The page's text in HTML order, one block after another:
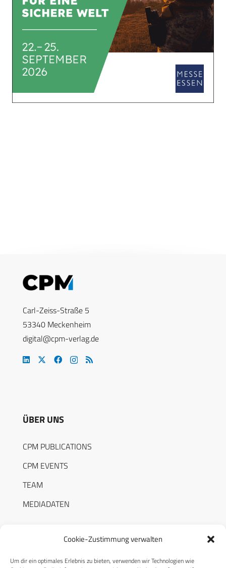
Cookie-Zustimmung verwalten
Um dir ein optimales Erlebnis zu bieten, verwenden wir Technologien wie
Carl-Zeiss-Straße 5
53340 Meckenheim
digital@cpm-verlag.de
ÜBER UNS
CPM PUBLICATIONS
CPM EVENTS
TEAM
MEDIADATEN